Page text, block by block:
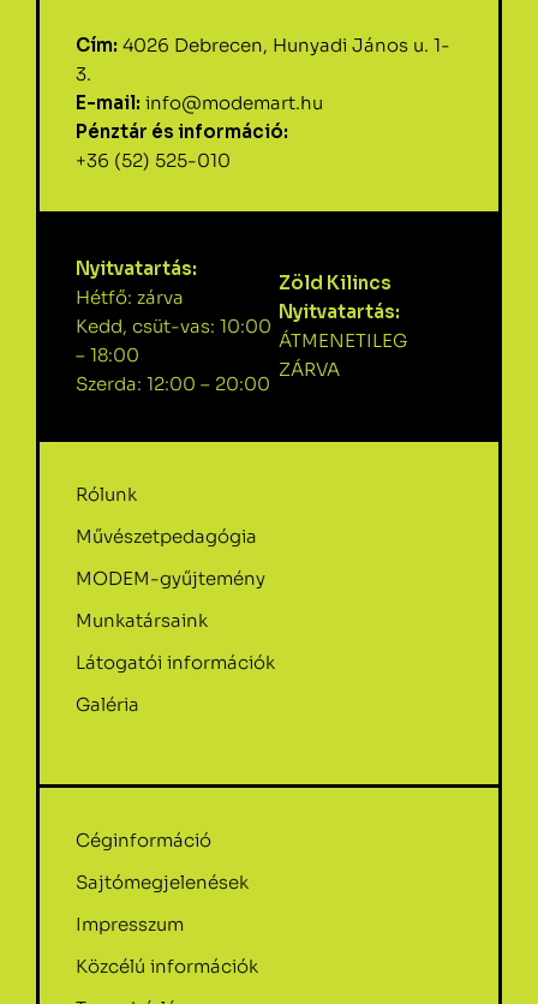
Cím: 4026 Debrecen, Hunyadi János u. 1-
3.
E-mail: info@modemart.hu
Pénztár és információ:
+36 (52) 525-010
Nyitvatartás:
Hétfő: zárva
Kedd, csüt-vas: 10:00
– 18:00
Szerda: 12:00 – 20:00
Zöld Kilincs
Nyitvatartás:
ÁTMENETILEG
ZÁRVA
Rólunk
Művészetpedagógia
MODEM-gyűjtemény
Munkatársaink
Látogatói információk
Galéria
Céginformáció
Sajtómegjelenések
Impresszum
Közcélú információk